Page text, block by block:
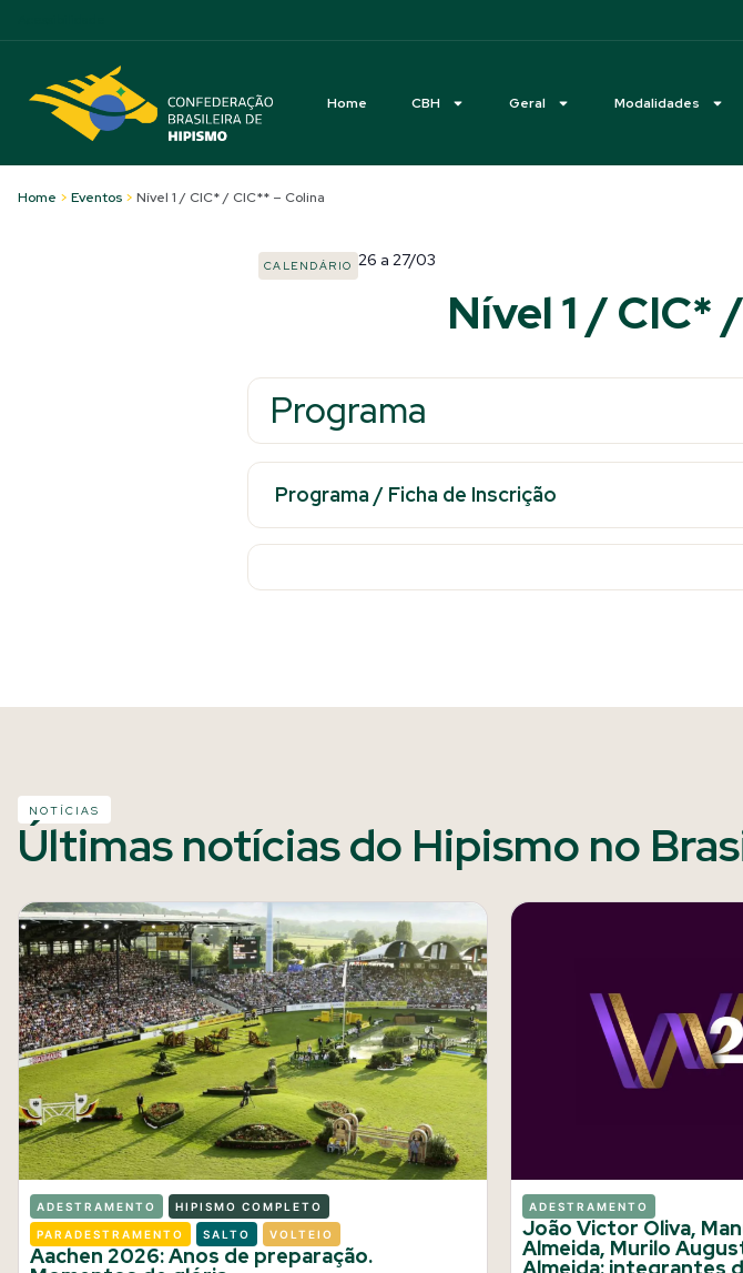
Home CBH Geral Modalidades
Home > Eventos > Nível 1 / CIC* / CIC** – Colina
CALENDÁRIO 26 a 27/03
Nível 1 / CIC*
Programa
Programa / Ficha de Inscrição
NOTÍCIAS
Últimas notícias do Hipismo no
ADESTRAMENTO HIPISMO COMPLETO
PARADESTRAMENTO SALTO VOLTEIO
Aachen 2026: Anos de preparação.
ADESTRAMENTO
João Victor Oliva,
Almeida, Murilo
Almeida: integrantes